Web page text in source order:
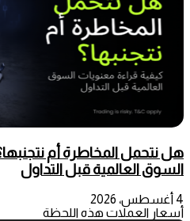
هل نتحمل المخاطرة أم
السوق العالمية قبل التداول
4 أغسطس، 2026
أسعار العملات هذه اللحظة